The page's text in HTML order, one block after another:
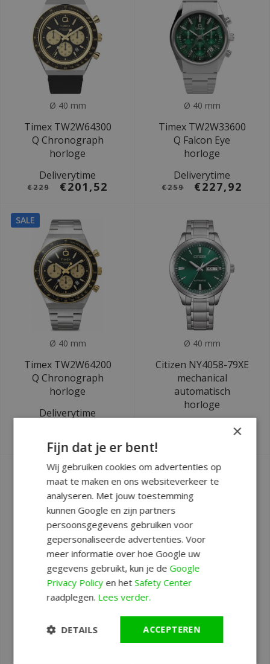
Ø 40 mm
Timex TW2W64300
Q Chronograph
horloge
Deliverytime
€229 €201,52
Ø 40 mm
Timex TW2W33600
Q Falcon Eye
horloge
Deliverytime
€259 €227,92
SALE
Ø 40 mm
Timex TW2W64200
Q Chronograph
horloge
Deliverytime
Ø 40 mm
Citizen NY4058-79XE
mechanical
automatisch
horloge
Ø 40 mm
mechanical
Citizen NY4058-01EC
mechanical
automatisch
×
Fijn dat je er bent!
Wij gebruiken cookies om advertenties op
maat te maken en ons websiteverkeer te
analyseren. Met jouw toestemming
kunnen Google en zijn partners
persoonsgegevens gebruiken voor
gepersonaliseerde advertenties. Voor
meer informatie over hoe Google uw
gegevens gebruikt, kun je deGoogle
Privacy Policyen hetSafety Center
raadplegen. Lees verder.
ACCEPTEREN
DETAILS